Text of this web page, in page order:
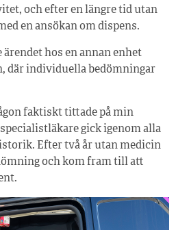
och efter en längre tid utan
en ansökan om dispens.
ärendet hos en annan enhet
där individuella bedömningar
faktiskt tittade på min
gick igenom alla
Efter två år utan medicin
och kom fram till att